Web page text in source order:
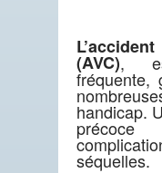
(AVC),
fréquente,
handicap.
séquelles.